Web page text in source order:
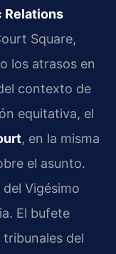
Relations
Square,
los atrasos en
contexto de
equitativa, el
, en la misma
el asunto.
Vigésimo
El bufete
del